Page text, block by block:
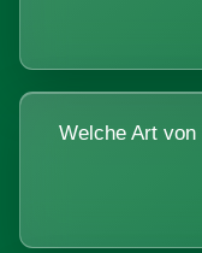
Welche Art